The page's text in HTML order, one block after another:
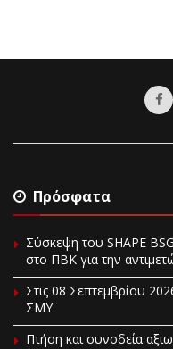
Πρόσφατα
Σύσκεψη του SHAPE
στο ΠΒΚ για την
Στις 08 Σεπτεμβρίου
ΣΜΥ
Πτήση και συνοδεία